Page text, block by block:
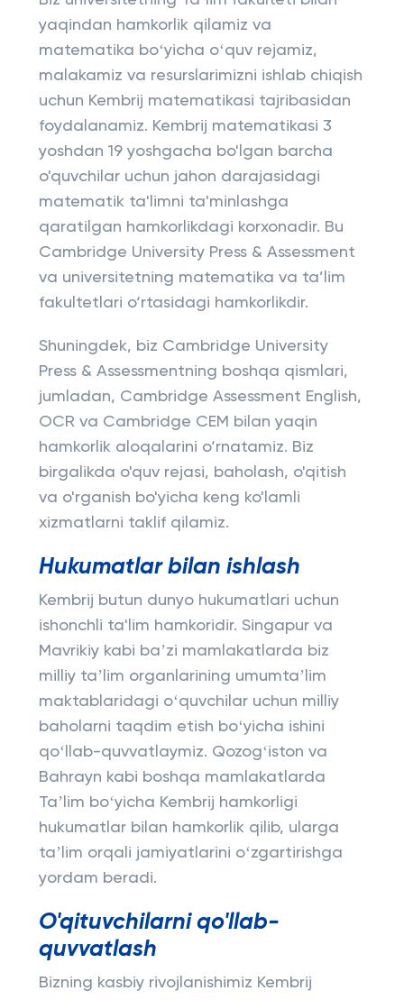
yaqindan hamkorlik qilamiz va
matematika boʻyicha oʻquv rejamiz,
malakamiz va resurslarimizni ishlab chiqish
uchun Kembrij matematikasi tajribasidan
foydalanamiz. Kembrij matematikasi 3
yoshdan 19 yoshgacha bo'lgan barcha
o'quvchilar uchun jahon darajasidagi
matematik ta'limni ta'minlashga
qaratilgan hamkorlikdagi korxonadir. Bu
Cambridge University Press & Assessment
va universitetning matematika va ta’lim
fakultetlari o‘rtasidagi hamkorlikdir.
Shuningdek, biz Cambridge University
Press & Assessmentning boshqa qismlari,
jumladan, Cambridge Assessment English,
OCR va Cambridge CEM bilan yaqin
hamkorlik aloqalarini o‘rnatamiz. Biz
birgalikda o'quv rejasi, baholash, o'qitish
va o'rganish bo'yicha keng ko'lamli
xizmatlarni taklif qilamiz.
Hukumatlar bilan ishlash
Kembrij butun dunyo hukumatlari uchun
ishonchli ta'lim hamkoridir. Singapur va
Mavrikiy kabi baʼzi mamlakatlarda biz
milliy taʼlim organlarining umumtaʼlim
maktablaridagi oʻquvchilar uchun milliy
baholarni taqdim etish boʻyicha ishini
qoʻllab-quvvatlaymiz. Qozogʻiston va
Bahrayn kabi boshqa mamlakatlarda
Taʼlim boʻyicha Kembrij hamkorligi
hukumatlar bilan hamkorlik qilib, ularga
taʼlim orqali jamiyatlarini oʻzgartirishga
yordam beradi.
O'qituvchilarni qo'llab-
quvvatlash
Bizning kasbiy rivojlanishimiz Kembrij